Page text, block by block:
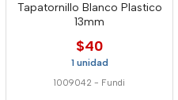
Tapatornillo Blanco Plastico
13mm
$40
1 unidad
1009042 - Fundi